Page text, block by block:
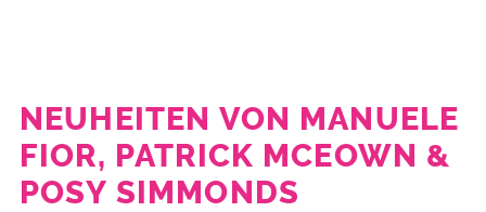
NEUHEITEN VON MANUELE
FIOR, PATRICK MCEOWN &
POSY SIMMONDS